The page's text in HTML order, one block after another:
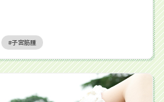
子宮筋腫